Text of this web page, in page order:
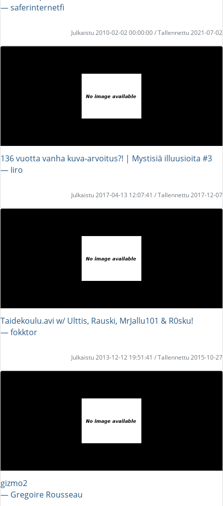
― saferinternetfi
Julkaistu 2010-02-02 00:00:00 / Tallennettu 2021-07-02
136 vuotta vanha kuva-arvoitus?! | Mystisiä illuusioita #3
― Iiro
Julkaistu 2017-04-13 12:07:41 / Tallennettu 2017-12-07
Taidekoulu.avi w/ Ulttis, Rauski, MrJallu101 & R0sku!
― fokktor
Julkaistu 2013-12-12 19:51:41 / Tallennettu 2015-10-27
gizmo2
― Gregoire Rousseau